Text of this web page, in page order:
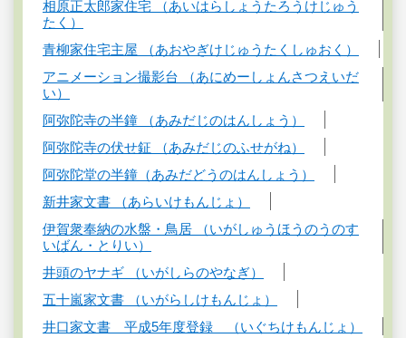
相原正太郎家住宅 （あいはらしょうたろうけじゅう
たく）
青柳家住宅主屋 （あおやぎけじゅうたくしゅおく）
アニメーション撮影台 （あにめーしょんさつえいだ
い）
阿弥陀寺の半鐘 （あみだじのはんしょう）
阿弥陀寺の伏せ鉦 （あみだじのふせがね）
阿弥陀堂の半鐘（あみだどうのはんしょう）
新井家文書 （あらいけもんじょ）
伊賀衆奉納の水盤・鳥居 （いがしゅうほうのうのす
いばん・とりい）
井頭のヤナギ （いがしらのやなぎ）
五十嵐家文書 （いがらしけもんじょ）
井口家文書 平成5年度登録 （いぐちけもんじょ）